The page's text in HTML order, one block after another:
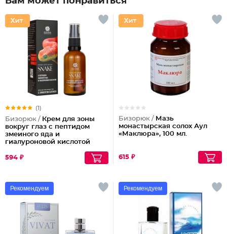
(1)
Бизорюк / Крем для зоны
вокруг глаз с пептидом
змеиного яда и
гиалуроновой кислотой
594 ₽
Бизорюк / Мазь
монастырская солох Аул
«Маклюра», 100 мл.
615 ₽
Рекомендуем Рекомендуем